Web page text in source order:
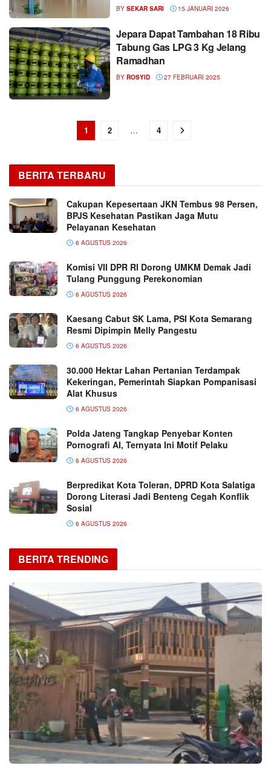
BY SEKAR SARI 15 JANUARI 2026
Jepara Dapat Tambahan 18 Ribu
Tabung Gas LPG 3 Kg Jelang
Ramadhan
BY ROSYID 27 FEBRUARI 2025
1 2 … 4
BERITA TERBARU
Cakupan Kepesertaan JKN Tembus 98 Persen,
BPJS Kesehatan Pastikan Jaga Mutu
Pelayanan Kesehatan
6 AGUSTUS 2026
Komisi VII DPR RI Dorong UMKM Demak Jadi
Tulang Punggung Perekonomian
6 AGUSTUS 2026
Kaesang Cabut SK Lama, PSI Kota Semarang
Resmi Dipimpin Melly Pangestu
6 AGUSTUS 2026
30.000 Hektar Lahan Pertanian Terdampak
Kekeringan, Pemerintah Siapkan Pompanisasi
Alat Khusus
6 AGUSTUS 2026
Polda Jateng Tangkap Penyebar Konten
Pornografi AI, Ternyata Ini Motif Pelaku
6 AGUSTUS 2026
Berpredikat Kota Toleran, DPRD Kota Salatiga
Dorong Literasi Jadi Benteng Cegah Konflik
Sosial
6 AGUSTUS 2026
BERITA TRENDING